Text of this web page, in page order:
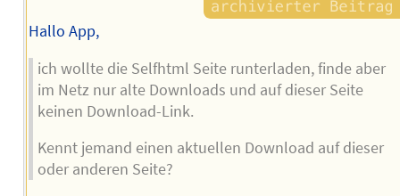
Hallo App,
ich wollte die Selfhtml Seite runterladen, finde aber
im Netz nur alte Downloads und auf dieser Seite
keinen Download-Link.
Kennt jemand einen aktuellen Download auf dieser
oder anderen Seite?